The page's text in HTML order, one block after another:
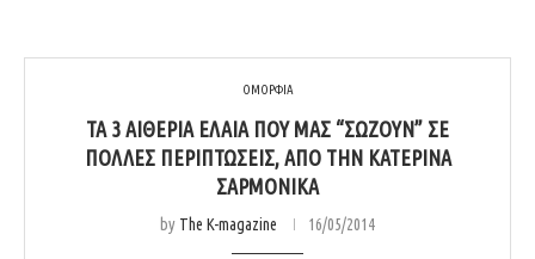
ΟΜΟΡΦΙΑ
ΤΑ 3 ΑΙΘΈΡΙΑ ΈΛΑΙΑ ΠΟΥ ΜΑΣ “ΣΏΖΟΥΝ” ΣΕ
ΠΟΛΛΈΣ ΠΕΡΙΠΤΏΣΕΙΣ, ΑΠΌ ΤΗΝ ΚΑΤΕΡΊΝΑ
ΣΑΡΜΟΝΙΚΆ
by The K-magazine 16/05/2014